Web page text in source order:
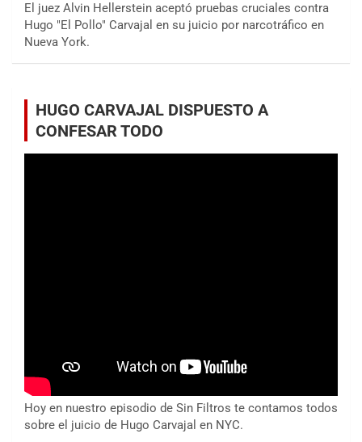
El juez Alvin Hellerstein aceptó pruebas cruciales contra
Hugo "El Pollo" Carvajal en su juicio por narcotráfico en
Nueva York.
HUGO CARVAJAL DISPUESTO A
CONFESAR TODO
Hoy en nuestro episodio de Sin Filtros te contamos todos
sobre el juicio de Hugo Carvajal en NYC.